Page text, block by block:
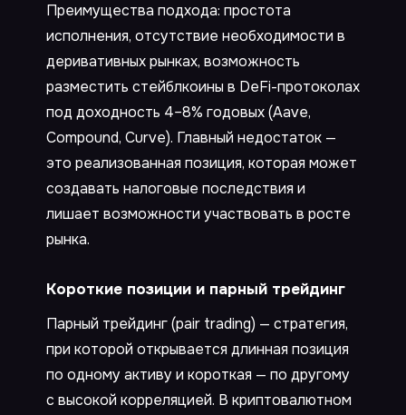
Преимущества подхода: простота
исполнения, отсутствие необходимости в
деривативных рынках, возможность
разместить стейблкоины в DeFi-протоколах
под доходность 4–8% годовых (Aave,
Compound, Curve). Главный недостаток —
это реализованная позиция, которая может
создавать налоговые последствия и
лишает возможности участвовать в росте
рынка.
Короткие позиции и парный трейдинг
Парный трейдинг (pair trading) — стратегия,
при которой открывается длинная позиция
по одному активу и короткая — по другому
с высокой корреляцией. В криптовалютном